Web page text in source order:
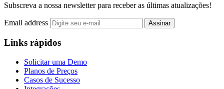
Subscreva a nossa newsletter para receber as últimas atualizações!
Email address Assinar
Links rápidos
Solicitar uma Demo
Planos de Preços
Casos de Sucesso